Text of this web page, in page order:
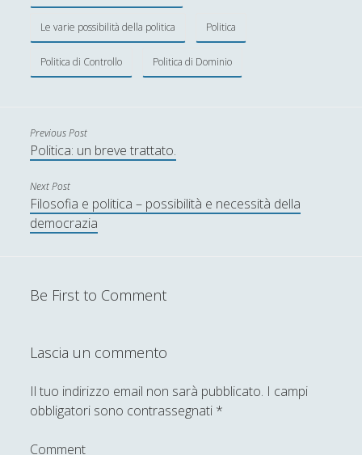
'; collapsItems['collapsCat-4:4'] = '
Anassagora - Vita e Opere
Aristotele - Vita e opere
Empedocle - Vita e opere
Epicuro - Vita e opere
Eraclito - Vita e opere
Gemino di Rodi e il suo posto nella storia della filosofia
Le varie possibilità della politica Politica
Politica di Controllo Politica di Dominio
Previous Post
Politica: un breve trattato.
Next Post
Filosofia e politica – possibilità e necessità della
democrazia
Be First to Comment
Lascia un commento
Il tuo indirizzo email non sarà pubblicato. I campi
obbligatori sono contrassegnati *
Comment